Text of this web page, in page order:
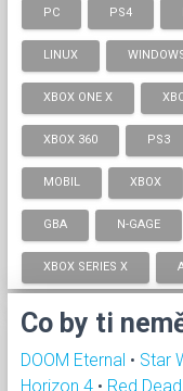
PC PS4
LINUX
XBOX ONE X
XBOX 360 PS3
MOBIL XBOX
GBA N-GAGE
XBOX SERIES X
Co by ti
DOOM Eternal • Star
Horizon 4 • Red